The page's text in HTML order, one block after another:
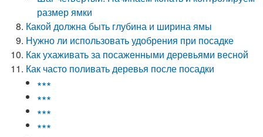
размер ямки
Какой должна быть глубина и ширина ямы
Нужно ли использовать удобрения при посадке
Как ухаживать за посаженными деревьями весной
Как часто поливать деревья после посадки
∗∗∗
∗∗∗
∗∗∗
∗∗∗